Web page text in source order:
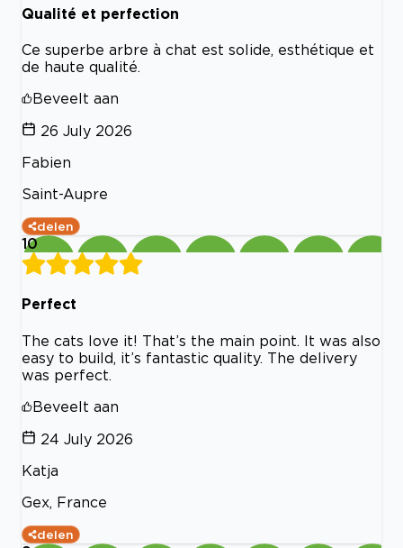
Qualité et perfection
Ce superbe arbre à chat est solide, esthétique et
de haute qualité.
Beveelt aan
26 July 2026
Fabien
Saint-Aupre
delen
10
Perfect
The cats love it! That’s the main point. It was also
easy to build, it’s fantastic quality. The delivery
was perfect.
Beveelt aan
24 July 2026
Katja
Gex, France
delen